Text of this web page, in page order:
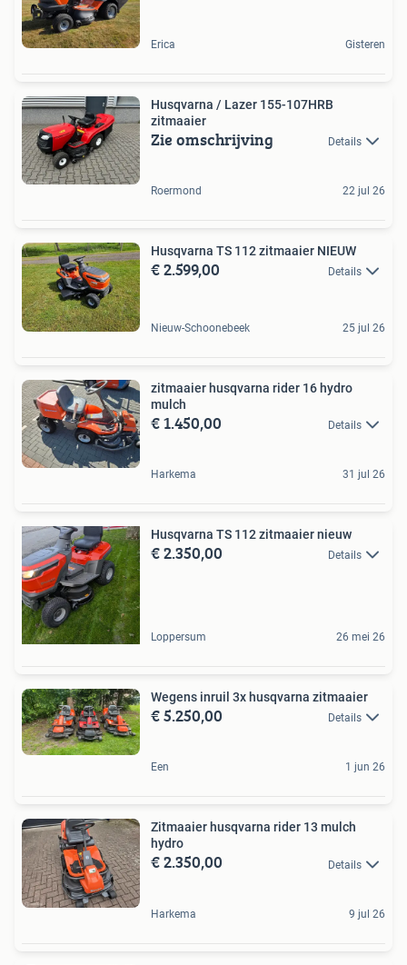
Erica Gisteren
Husqvarna / Lazer 155-107HRB
zitmaaier
Zie omschrijving Details
Roermond 22 jul 26
Husqvarna TS 112 zitmaaier NIEUW
€ 2.599,00 Details
Nieuw-Schoonebeek 25 jul 26
zitmaaier husqvarna rider 16 hydro
mulch
€ 1.450,00 Details
Harkema 31 jul 26
Husqvarna TS 112 zitmaaier nieuw
€ 2.350,00 Details
Loppersum 26 mei 26
Wegens inruil 3x husqvarna zitmaaier
€ 5.250,00 Details
Een 1 jun 26
Zitmaaier husqvarna rider 13 mulch
hydro
€ 2.350,00 Details
Harkema 9 jul 26